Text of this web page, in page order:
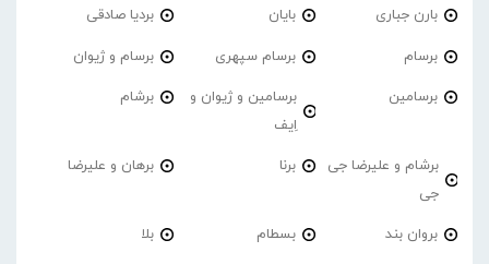
بارن جباری بایان بردیا صادقی
برسام برسام سپهری برسام و ژیوان
برسامین
برسامین و ژیوان و
اِیف
برشام
برشام و علیرضا جی
جی
برنا برهان و علیرضا
بروان بند بسطام بلا